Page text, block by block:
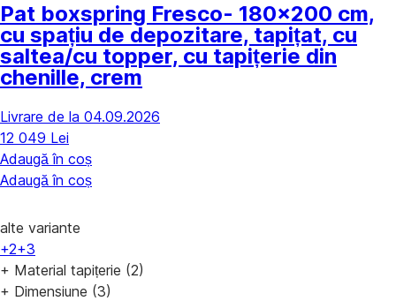
Pat boxspring Fresco- 180x200 cm,
cu spațiu de depozitare, tapițat, cu
saltea/cu topper, cu tapițerie din
chenille, crem
Livrare de la 04.09.2026
12 049 Lei
Adaugă în coș
Adaugă în coș
alte variante
+2+3
+ Material tapițerie (2)
+ Dimensiune (3)